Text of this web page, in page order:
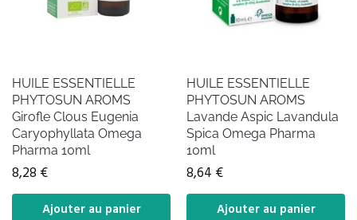
HUILE ESSENTIELLE
PHYTOSUN AROMS
Girofle Clous Eugenia
Caryophyllata Omega
Pharma 10ml
8,28 €
Ajouter au panier
HUILE ESSENTIELLE
PHYTOSUN AROMS
Lavande Aspic Lavandula
Spica Omega Pharma
10ml
8,64 €
Ajouter au panier